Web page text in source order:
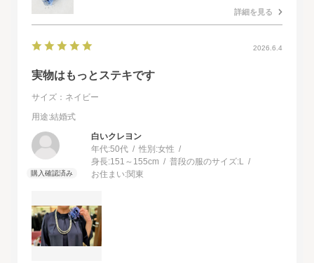
詳細を見る
2026.6.4
実物はもっとステキです
サイズ：ネイビー
用途:結婚式
白いクレヨン
年代:50代 性別:女性
身長:151～155cm 普段の服のサイズ:L
お住まい:関東